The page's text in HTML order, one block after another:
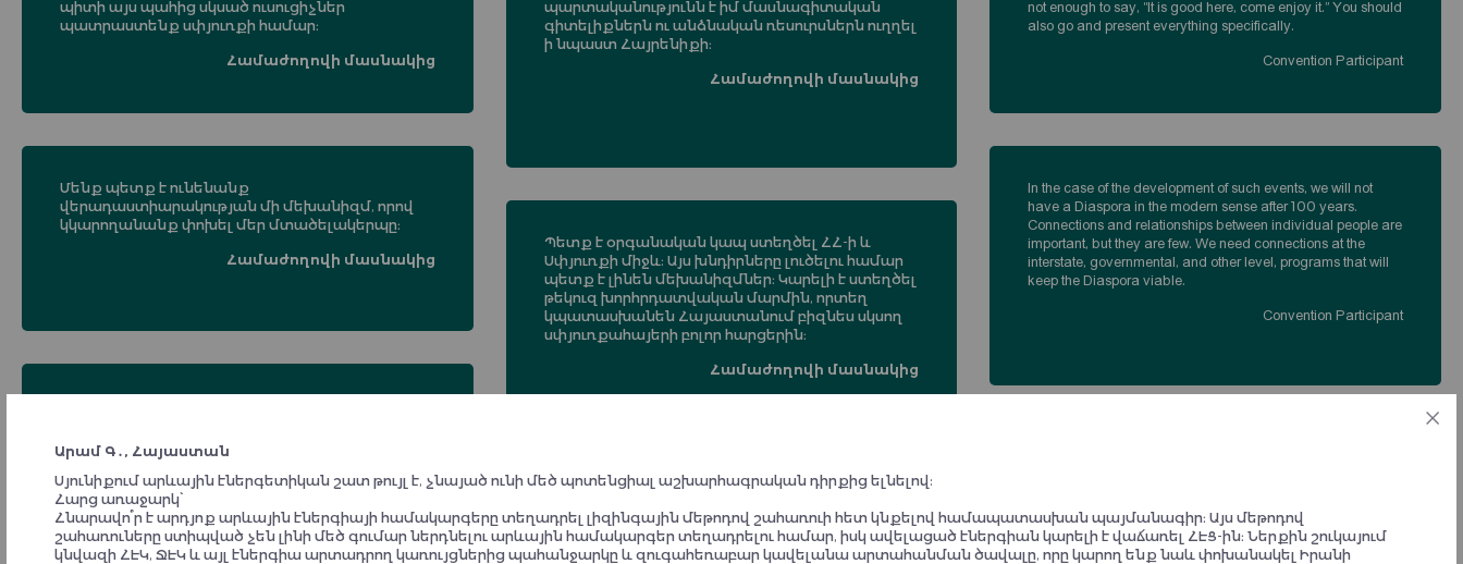
պիտի այս պահից սկսած ուսուցիչներ
պատրաստենք սփյուռքի համար։
Համաժողովի մասնակից
պարտականությունն է իմ մասնագիտական
գիտելիքներն ու անձնական ռեսուրսներն ուղղել
ի նպաստ Հայրենիքի։
Համաժողովի մասնակից
not enough to say, “It is good here, come enjoy it.” You should
also go and present everything specifically.
Convention Participant
Մենք պետք է ունենանք
վերադաստիարակության մի մեխանիզմ, որով
կկարողանանք փոխել մեր մտածելակերպը։
Համաժողովի մասնակից
In the case of the development of such events, we will not
have a Diaspora in the modern sense after 100 years.
Connections and relationships between individual people are
important, but they are few. We need connections at the
interstate, governmental, and other level, programs that will
keep the Diaspora viable.
Convention Participant
Պետք է օրգանական կապ ստեղծել ՀՀ-ի և
Սփյուռքի միջև։ Այս խնդիրները լուծելու համար
պետք է լինեն մեխանիզմներ։ Կարելի է ստեղծել
թեկուզ խորհրդատվական մարմին, որտեղ
կպատասխանեն Հայաստանում բիզնես սկսող
սփյուռքահայերի բոլոր հարցերին։
Համաժողովի մասնակից
to develop and disseminate state ideology. We claim to
have all these, but in reality we are strongly lacking in all
three.
Convention Participant
unification should be through the state mechanism. There is
no other option.
We need to develop minimal and maximal concepts and
programs. The minimum is the preservation and evaluation
of the existing state. The maximum is that which can be
Արամ Գ․, Հայաստան
Սյունիքում արևային էներգետիկան շատ թույլ է, չնայած ունի մեծ պոտենցիալ աշխարհագրական դիրքից ելնելով:
Հարց առաջարկ՝
Հնարավո՞ր է արդյոք արևային էներգիայի համակարգերը տեղադրել լիզինգային մեթոդով շահառուի հետ կնքելով համապատասխան պայմանագիր։ Այս մեթոդով
շահառուները ստիպված չեն լինի մեծ գումար ներդնելու արևային համակարգեր տեղադրելու համար, իսկ ավելացած էներգիան կարելի է վաճառել ՀԷՑ-ին։ Ներքին շուկայում
կնվազի ՀԷԿ, ՋԷԿ և այլ էներգիա արտադրող կառույցներից պահանջարկը և զուգահեռաբար կավելանա արտահանման ծավալը, որը կարող ենք նաև փոխանակել Իրանի